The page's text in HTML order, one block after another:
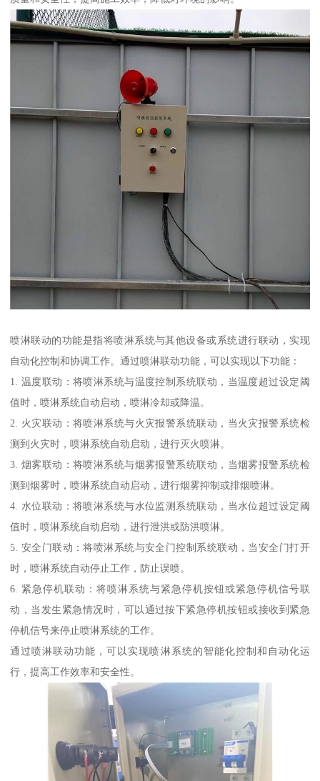
喷淋联动的功能是指将喷淋系统与其他设备或系统进行联动，实现
自动化控制和协调工作。通过喷淋联动功能，可以实现以下功能：
1. 温度联动：将喷淋系统与温度控制系统联动，当温度超过设定阈
值时，喷淋系统自动启动，喷淋冷却或降温。
2. 火灾联动：将喷淋系统与火灾报警系统联动，当火灾报警系统检
测到火灾时，喷淋系统自动启动，进行灭火喷淋。
3. 烟雾联动：将喷淋系统与烟雾报警系统联动，当烟雾报警系统检
测到烟雾时，喷淋系统自动启动，进行烟雾抑制或排烟喷淋。
4. 水位联动：将喷淋系统与水位监测系统联动，当水位超过设定阈
值时，喷淋系统自动启动，进行泄洪或防洪喷淋。
5. 安全门联动：将喷淋系统与安全门控制系统联动，当安全门打开
时，喷淋系统自动停止工作，防止误喷。
6. 紧急停机联动：将喷淋系统与紧急停机按钮或紧急停机信号联
动，当发生紧急情况时，可以通过按下紧急停机按钮或接收到紧急
停机信号来停止喷淋系统的工作。
通过喷淋联动功能，可以实现喷淋系统的智能化控制和自动化运
行，提高工作效率和安全性。